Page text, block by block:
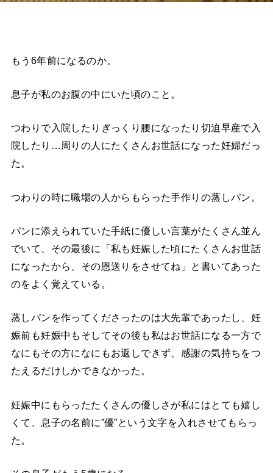
もう6年前になるのか。
息子が私のお腹の中にいた頃のこと。
つわりで入院したりぎっくり腰になったり切迫早産で入
院したり…周りの人にたくさんお世話になった妊婦だっ
た。
つわりの時に職場の人からもらった手作りの蒸しパン。
パンに添えられていた手紙に優しい言葉がたくさん並ん
でいて、その最後に「私も妊娠した頃にたくさんお世話
になったから、その恩送りをさせてね」と書いてあった
のをよく覚えている。
蒸しパンを作ってくださったのは大先輩であったし、妊
娠前も妊娠中もそしてその後も私はお世話になる一方で
なにもその方になにもお返しできず、感謝の気持ちをつ
たえるだけしかできなかった。
妊娠中にもらったたくさんの優しさが私にはとても嬉し
くて、息子の名前に”優”という文字を入れさせてもらっ
た。